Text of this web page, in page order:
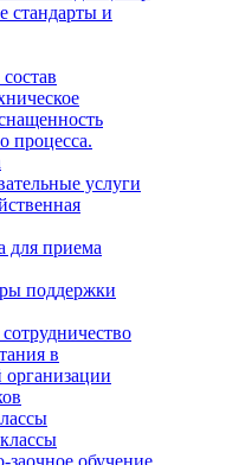
стандарты и
процесса.
услуги
для приема
поддержки
в
организации
заочное обучение